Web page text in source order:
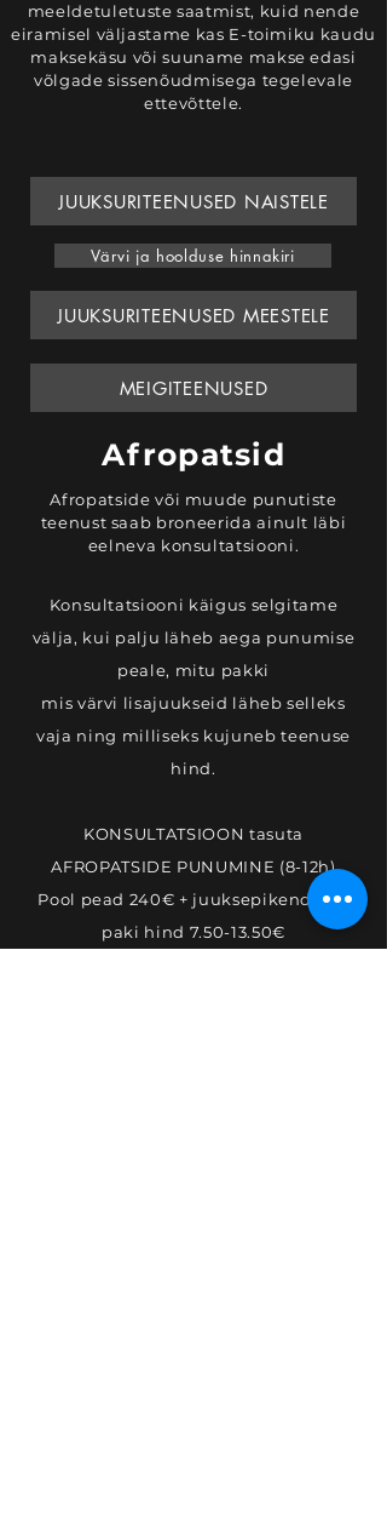
meeldetuletuste saatmist, kuid nende
eiramisel väljastame kas E-toimiku kaudu
maksekäsu või suuname makse edasi
võlgade sissenõudmisega tegelevale
ettevõttele.
JUUKSURITEENUSED NAISTELE
Värvi ja hoolduse hinnakiri
JUUKSURITEENUSED MEESTELE
MEIGITEENUSED
Afropatsid
Afropatside või muude punutiste
teenust saab broneerida ainult läbi
eelneva konsultatsiooni.
Konsultatsiooni käigus selgitame
välja, kui palju läheb aega punumise
peale, mitu pakki
mis värvi lisajuukseid läheb selleks
vaja ning milliseks kujuneb teenuse
hind.
KONSULTATSIOON tasuta
AFROPATSIDE PUNUMINE (8-12h)
Pool pead 240€ + juuksepikenduste
paki hind 7.50-13.50€